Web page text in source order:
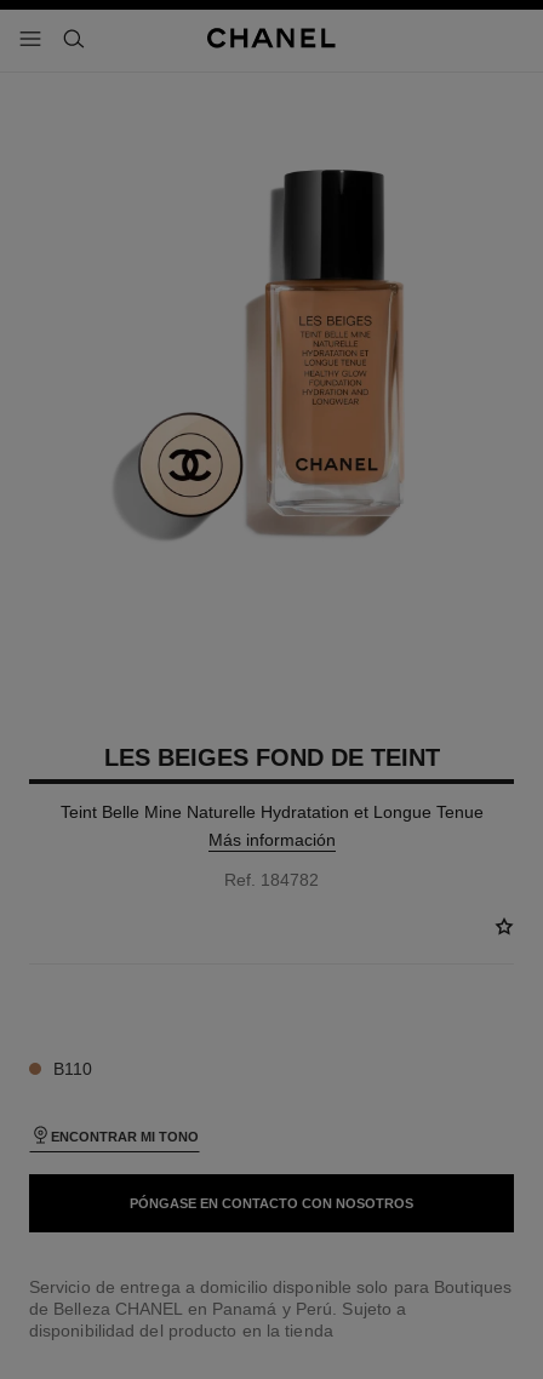
- navegación principal
buscar
LES BEIGES FOND DE TEINT
Teint Belle Mine Naturelle Hydratation et Longue Tenue
Más información
Ref. 184782
B110
ENCONTRAR MI TONO
PÓNGASE EN CONTACTO CON NOSOTROS
Servicio de entrega a domicilio disponible solo para Boutiques
de Belleza CHANEL en Panamá y Perú. Sujeto a
disponibilidad del producto en la tienda